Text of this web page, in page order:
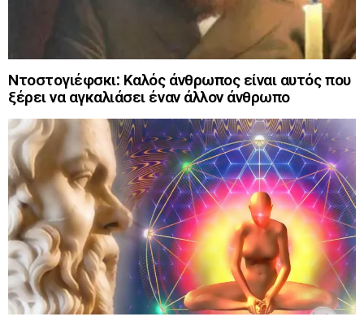
Ντοστογιέφσκι: Καλός άνθρωπος είναι αυτός που
ξέρει να αγκαλιάσει έναν άλλον άνθρωπο